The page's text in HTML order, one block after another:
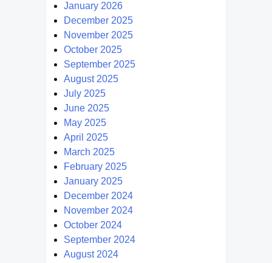
January 2026
December 2025
November 2025
October 2025
September 2025
August 2025
July 2025
June 2025
May 2025
April 2025
March 2025
February 2025
January 2025
December 2024
November 2024
October 2024
September 2024
August 2024